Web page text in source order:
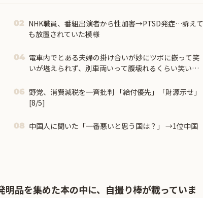
02 NHK職員、番組出演者から性加害→PTSD発症…訴えて
も放置されていた模様
04 電車内でとある夫婦の掛け合いが妙にツボに嵌って笑
いが堪えられず、別車両いって腹壊れるくらい笑いま
06 野党、消費減税を一斉批判 「給付優先」「財源示せ」
[8/5]
08 中国人に聞いた「一番悪いと思う国は？」 →1位中国
品を集めた本の中に、自撮り棒が載っていま